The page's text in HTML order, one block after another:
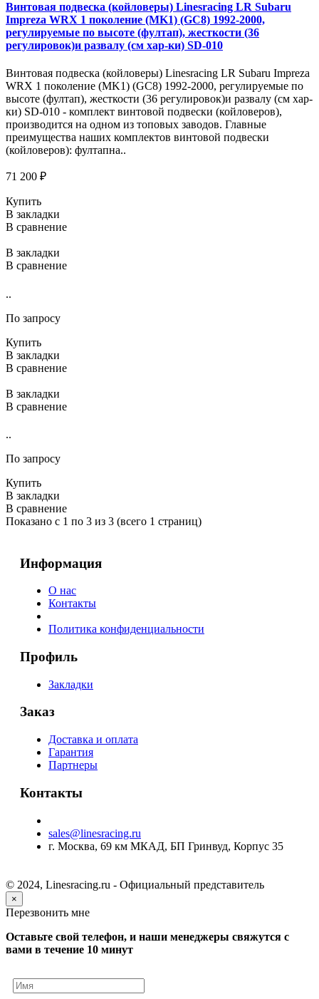
Винтовая подвеска (койловеры) Linesracing LR Subaru
Impreza WRX 1 поколение (MK1) (GC8) 1992-2000,
регулируемые по высоте (фултап), жесткости (36
регулировок)и развалу (см хар-ки) SD-010
Винтовая подвеска (койловеры) Linesracing LR Subaru Impreza
WRX 1 поколение (MK1) (GC8) 1992-2000, регулируемые по
высоте (фултап), жесткости (36 регулировок)и развалу (см хар-
ки) SD-010 - комплект винтовой подвески (койловеров),
производится на одном из топовых заводов. Главные
преимущества наших комплектов винтовой подвески
(койловеров): фултапна..
71 200 ₽
Купить
В закладки
В сравнение
В закладки
В сравнение
..
По запросу
Купить
В закладки
В сравнение
В закладки
В сравнение
..
По запросу
Купить
В закладки
В сравнение
Показано с 1 по 3 из 3 (всего 1 страниц)
Информация
О нас
Контакты
Политика конфиденциальности
Профиль
Закладки
Заказ
Доставка и оплата
Гарантия
Партнеры
Контакты
sales@linesracing.ru
г. Москва, 69 км МКАД, БП Гринвуд, Корпус 35
© 2024, Linesracing.ru - Официальный представитель
×
Перезвонить мне
Оставьте свой телефон, и наши менеджеры свяжутся с
вами в течение 10 минут